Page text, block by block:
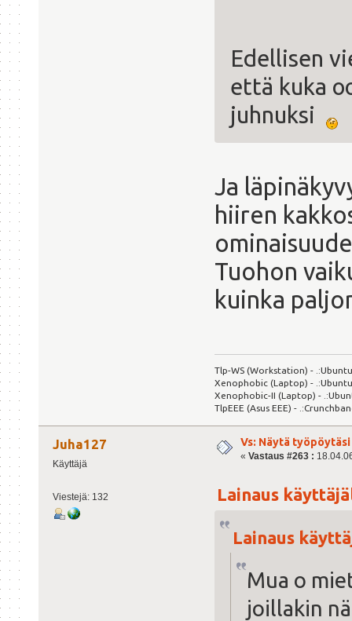
Edellisen
että kuka
juhnuksi
Ja
hiiren
Tuohon
kuinka
Tlp-WS (Workstation) -
Xenophobic (Laptop) -
Xenophobic-II (Laptop) -
TlpEEE (Asus EEE) -
Juha127
Käyttäjä
Viestejä: 132
Vs: Näytä työpöytäsi
« Vastaus #263 :
Lainaus
Lainaus
Mua o
joillakin